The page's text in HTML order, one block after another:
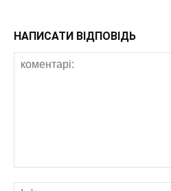
НАПИСАТИ ВІДПОВІДЬ